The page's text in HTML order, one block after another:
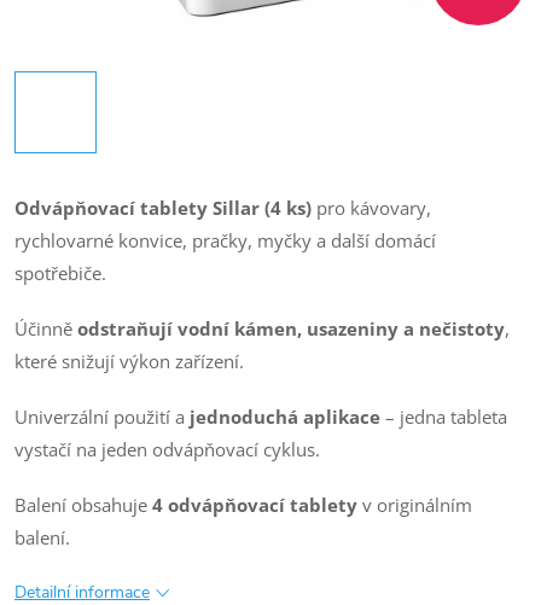
Odvápňovací tablety Sillar (4 ks) pro kávovary,
rychlovarné konvice, pračky, myčky a další domácí
spotřebiče.
Účinně odstraňují vodní kámen, usazeniny a nečistoty,
které snižují výkon zařízení.
Univerzální použití a jednoduchá aplikace – jedna tableta
vystačí na jeden odvápňovací cyklus.
Balení obsahuje 4 odvápňovací tablety v originálním
balení.
Detailní informace